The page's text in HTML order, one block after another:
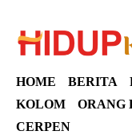
HOME BERITA
KOLOM
ORANG
CERPEN